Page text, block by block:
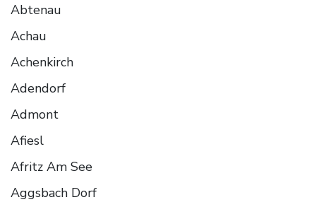
Abtenau
Achau
Achenkirch
Adendorf
Admont
Afiesl
Afritz Am See
Aggsbach Dorf